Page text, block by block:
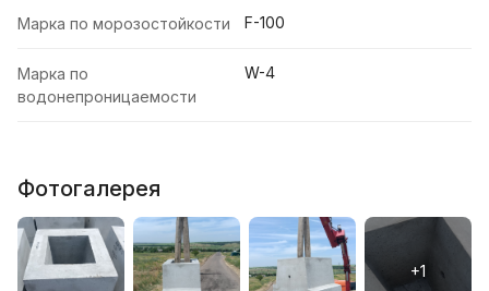
Марка по морозостойкости F-100
Марка по
водонепроницаемости
W-4
Фотогалерея